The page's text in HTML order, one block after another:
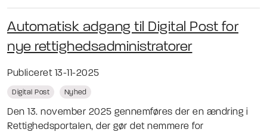
Automatisk adgang til Digital Post for
nye rettighedsadministratorer
Publiceret 13-11-2025
Digital Post Nyhed
Den 13. november 2025 gennemføres der en ændring i
Rettighedsportalen, der gør det nemmere for